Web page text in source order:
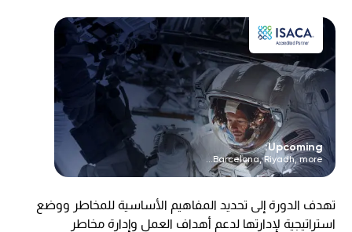
Upcoming:
Barcelona, Riyadh, more...
تهدف الدورة إلى تحديد المفاهيم الأساسية للمخاطر ووضع
استراتيجية لإدارتها لدعم أهداف العمل وإدارة مخاطر